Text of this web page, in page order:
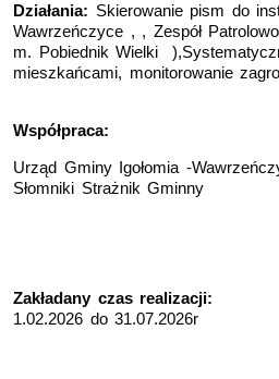
Działania: Skierowanie pism do
Wawrzeńczyce , , Zespół
m. Pobiednik Wielki
mieszkańcami, monitorowanie
Współpraca:
Urząd Gminy Igołomia -
Słomniki Strażnik Gminny
Zakładany czas realizacji:
1.02.2026 do 31.07.2026r